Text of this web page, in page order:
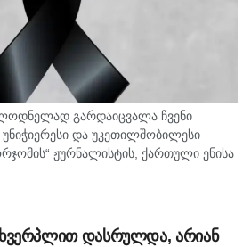
გარდაიცვალა ჩვენი
და უკეთილშობილესი
ჟურნალისტის, ქართული ენისა
მონიკა ჭანტურია. "მეგა ტვ"
მონიკა ჭანტურიას
დასრულდა, არიან